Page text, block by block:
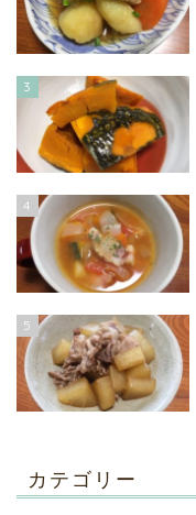
3
4
5
カテゴリー